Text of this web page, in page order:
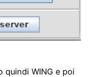
quindi WING e poi